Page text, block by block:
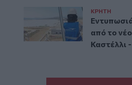
ΚΡΗΤΗ
από το
Καστέλλι